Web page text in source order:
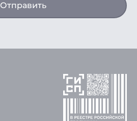
Отправить